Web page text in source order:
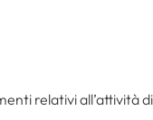
relativi all’attività